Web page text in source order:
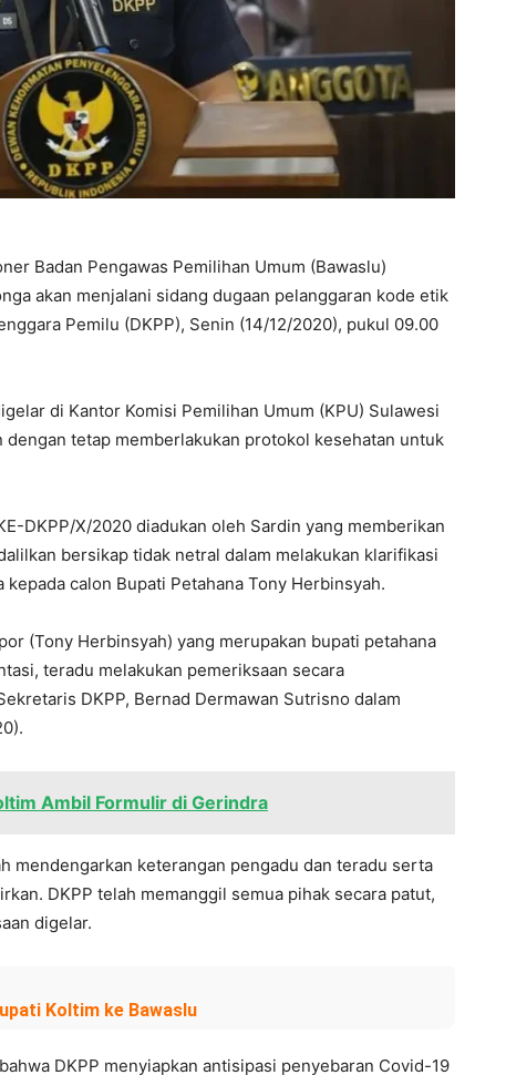
Badan Pengawas Pemilihan Umum (Bawaslu)
akan menjalani sidang dugaan pelanggaran kode etik
Pemilu (DKPP), Senin (14/12/2020), pukul 09.00
di Kantor Komisi Pemilihan Umum (KPU) Sulawesi
dengan tetap memberlakukan protokol kesehatan untuk
DKPP/X/2020 diadukan oleh Sardin yang memberikan
bersikap tidak netral dalam melakukan klarifikasi
calon Bupati Petahana Tony Herbinsyah.
(Tony Herbinsyah) yang merupakan bupati petahana
teradu melakukan pemeriksaan secara
DKPP, Bernad Dermawan Sutrisno dalam
Ambil Formulir di Gerindra
mendengarkan keterangan pengadu dan teradu serta
DKPP telah memanggil semua pihak secara patut,
digelar.
Koltim ke Bawaslu
DKPP menyiapkan antisipasi penyebaran Covid-19